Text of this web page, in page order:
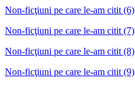
Non-ficţiuni pe care le-am citit (6)
Non-ficţiuni pe care le-am citit (7)
Non-ficţiuni pe care le-am citit (8)
Non-ficţiuni pe care le-am citit (9)